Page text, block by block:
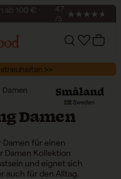
ab 100 €
ab 100 €
4.7
/5
>>
Damen
für einen
Damen Kollektion
und eignet sich
auch für den Alltag.